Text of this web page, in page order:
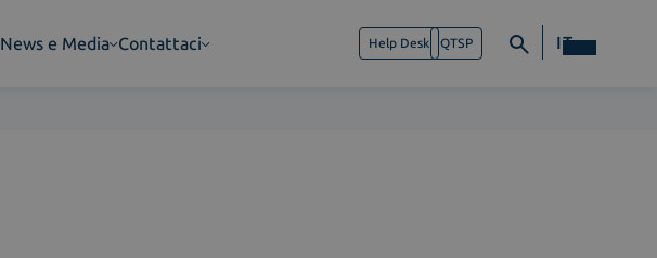
News e Media Contattaci Help Desk QTSP IT